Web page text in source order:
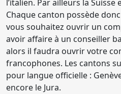
l’italien. Par ailleurs la
Chaque canton possède
vous souhaitez ouvrir un
avoir affaire à un conseiller
alors il faudra ouvrir votre
francophones. Les cantons
pour langue officielle :
encore le Jura.